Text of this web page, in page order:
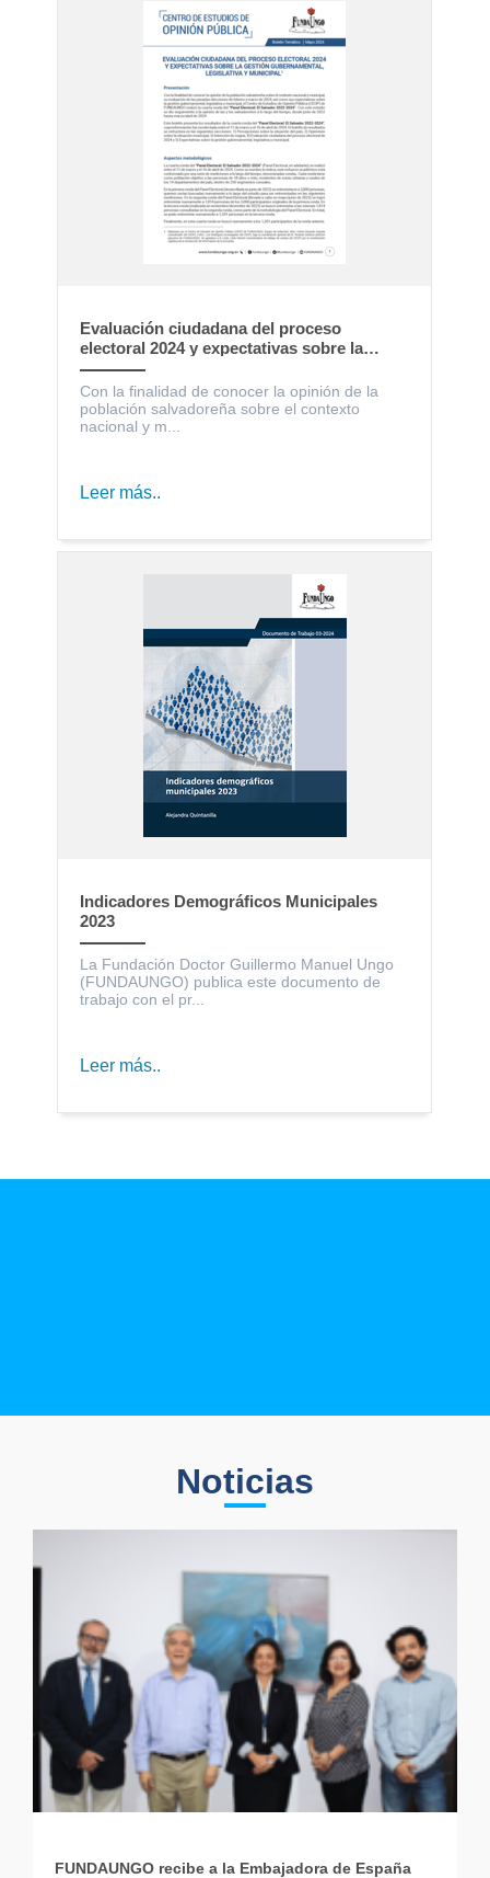
Evaluación ciudadana del proceso
electoral 2024 y expectativas sobre la
gestión gubernamental, legislativa y
municipal
Con la finalidad de conocer la opinión de la
población salvadoreña sobre el contexto
nacional y m...
Leer más..
Indicadores Demográficos Municipales
2023
La Fundación Doctor Guillermo Manuel Ungo
(FUNDAUNGO) publica este documento de
trabajo con el pr...
Leer más..
Noticias
FUNDAUNGO recibe a la Embajadora de España